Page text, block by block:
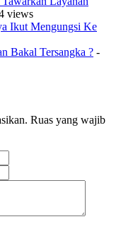
views
Ikut Mengungsi Ke
Bakal Tersangka ? -
Ruas yang wajib